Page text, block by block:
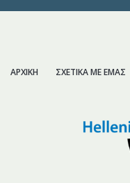
ΑΡΧΙΚΗ ΣΧΕΤΙΚΑ ΜΕ ΕΜΑΣ